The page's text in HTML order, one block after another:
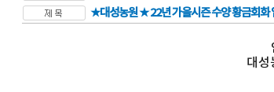
★대성농원 ★ 22년 가을시즌 수양 황금회화
대성